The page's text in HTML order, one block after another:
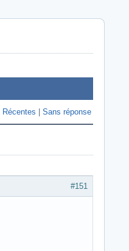
Récentes Sans réponse
#151